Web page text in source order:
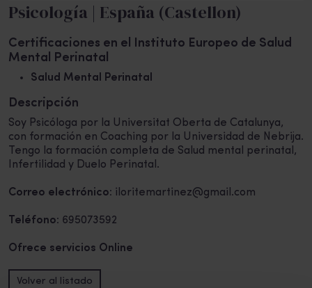
Psicología | España (Castellon)
Certificaciones en el Instituto Europeo de Salud
Mental Perinatal
Salud Mental Perinatal
Descripción
Soy Psicóloga por la Universitat Oberta de Catalunya,
con formación en Coaching por la Universidad de Nebrija.
Tengo la formación completa de Salud mental perinatal,
Infertilidad y Duelo Perinatal.
Correo electrónico: iloritemartinez@gmail.com
Teléfono: 695073592
Ofrece servicios Online
Volver al listado